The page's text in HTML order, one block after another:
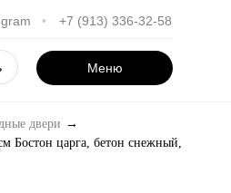
• +7 (913) 336-32-58
Меню
двери →
Бостон царга, бетон снежный,